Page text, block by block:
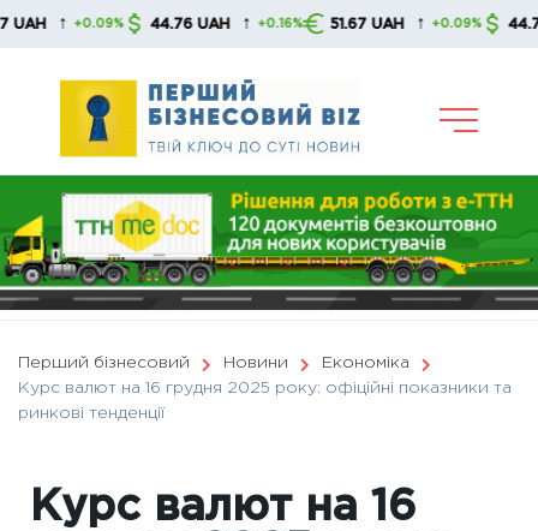
Skip
↑ +0.09% 44.76 UAH ↑ +0.16% 51.67 UAH ↑ +0.09% 44.76 UAH
Перший бізнесовий Новини
Економіка
Курс валют на 16 грудня 2025 року: офіційні показники та
ринкові тенденції
Курс валют на 16